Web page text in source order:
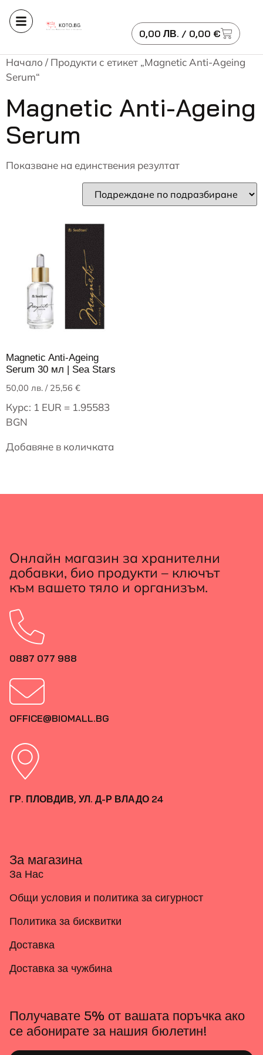
0,00 ЛВ. / 0,00 €
Начало / Продукти с етикет „Magnetic Anti-Ageing
Serum“
Magnetic Anti-Ageing
Serum
Показване на единствения резултат
Magnetic Anti-Ageing
Serum 30 мл | Sea Stars
50,00 лв. / 25,56 €
Курс: 1 EUR = 1.95583
BGN
Добавяне в количката
Онлайн магазин за хранителни
добавки, био продукти – ключът
към вашето тяло и организъм.
0887 077 988
OFFICE@BIOMALL.BG
ГР. ПЛОВДИВ, УЛ. Д-Р ВЛАДО 24
За магазина
За Нас
Общи условия и политика за сигурност
Политика за бисквитки
Доставка
Доставка за чужбина
Получавате 5% от вашата поръчка ако
се абонирате за нашия бюлетин!